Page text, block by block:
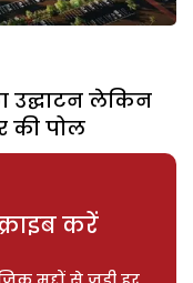
उद्घाटन लेकिन
की पोल
करें